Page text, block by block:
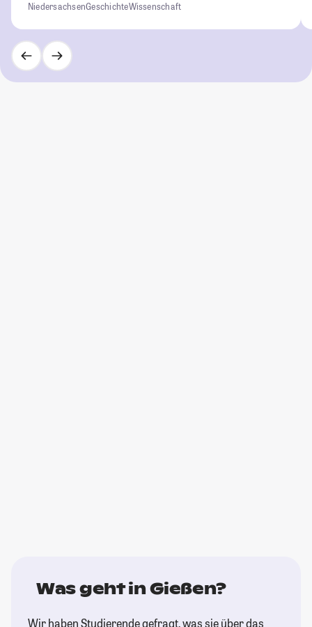
NiedersachsenGeschichteWissenschaft
Was geht in Gießen?
Wir haben Studierende gefragt, was sie über das